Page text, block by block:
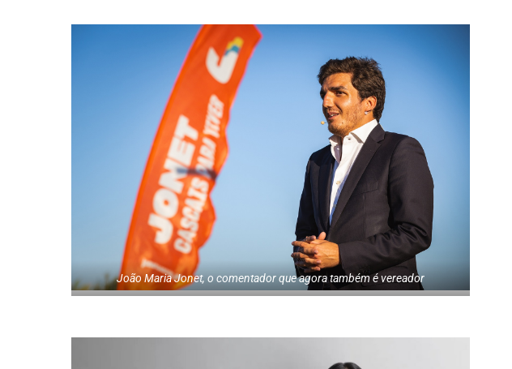
João Maria Jonet, o comentador que agora também é vereador